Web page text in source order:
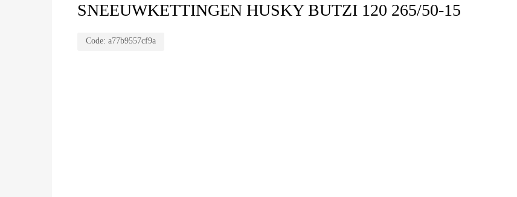
SNEEUWKETTINGEN HUSKY BUTZI 120 265/50-15
Code: a77b9557cf9a